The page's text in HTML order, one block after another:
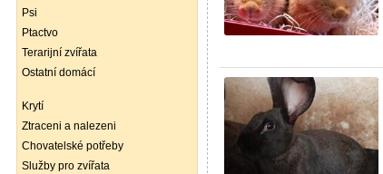
Psi
Ptactvo
Terarijní zvířata
Ostatní domácí
Krytí
Ztraceni a nalezeni
Chovatelské potřeby
Služby pro zvířata